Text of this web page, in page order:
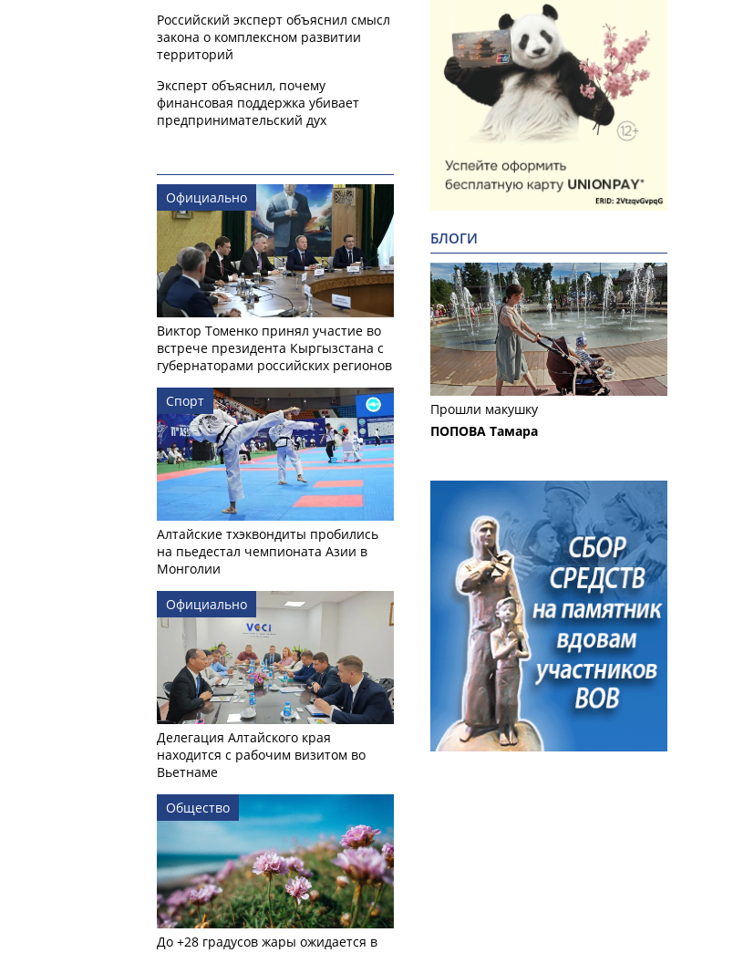
Российский эксперт объяснил смысл
закона о комплексном развитии
территорий
Эксперт объяснил, почему
финансовая поддержка убивает
предпринимательский дух
Официально
Виктор Томенко принял участие во
встрече президента Кыргызстана с
губернаторами российских регионов
Спорт
Алтайские тхэквондиты пробились
на пьедестал чемпионата Азии в
Монголии
Официально
Делегация Алтайского края
находится с рабочим визитом во
Вьетнаме
Общество
До +28 градусов жары ожидается в
БЛОГИ
Прошли макушку
ПОПОВА Тамара